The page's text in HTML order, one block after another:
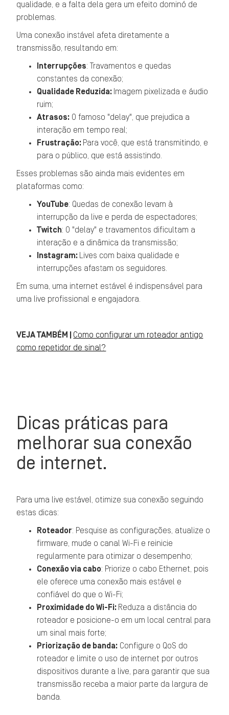
qualidade, e a falta dela gera um efeito dominó de
problemas.
Uma conexão instável afeta diretamente a
transmissão, resultando em:
Interrupções: Travamentos e quedas
constantes da conexão;
Qualidade Reduzida: Imagem pixelizada e áudio
ruim;
Atrasos: O famoso "delay", que prejudica a
interação em tempo real;
Frustração: Para você, que está transmitindo, e
para o público, que está assistindo.
Esses problemas são ainda mais evidentes em
plataformas como:
YouTube: Quedas de conexão levam à
interrupção da live e perda de espectadores;
Twitch: O "delay" e travamentos dificultam a
interação e a dinâmica da transmissão;
Instagram:
Lives com baixa qualidade e
interrupções afastam os seguidores.
Em suma, uma internet estável é indispensável para
uma live profissional e engajadora.
VEJA TAMBÉM | Como configurar um roteador antigo
como repetidor de sinal?
Dicas práticas para
melhorar sua conexão
de internet.
Para uma live estável, otimize sua conexão seguindo
estas dicas:
Roteador: Pesquise as configurações, atualize o
firmware, mude o canal Wi-Fi e reinicie
regularmente para otimizar o desempenho;
Conexão via cabo: Priorize o cabo Ethernet, pois
ele oferece uma conexão mais estável e
confiável do que o Wi-Fi;
Proximidade do Wi-Fi: Reduza a distância do
roteador e posicione-o em um local central para
um sinal mais forte;
Priorização de banda: Configure o QoS do
roteador e limite o uso de internet por outros
dispositivos durante a live, para garantir que sua
transmissão receba a maior parte da largura de
banda.